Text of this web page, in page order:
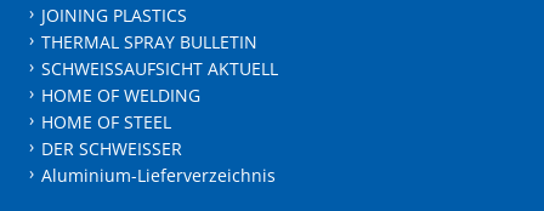
JOINING PLASTICS
THERMAL SPRAY BULLETIN
SCHWEISSAUFSICHT AKTUELL
HOME OF WELDING
HOME OF STEEL
DER SCHWEISSER
Aluminium-Lieferverzeichnis